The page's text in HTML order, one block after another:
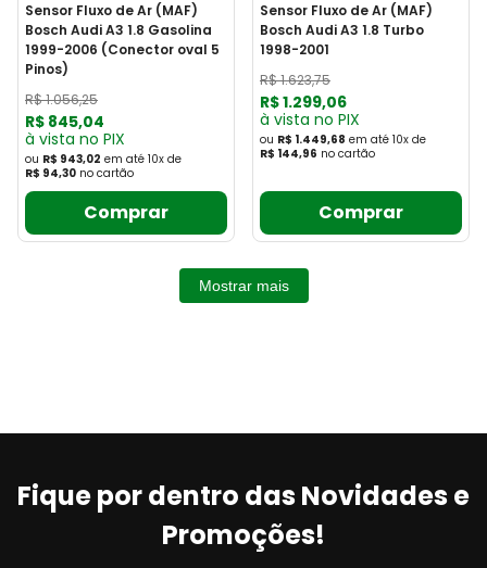
Sensor Fluxo de Ar (MAF)
Bosch Audi A3 1.8 Gasolina
1999-2006 (Conector oval 5
Pinos)
R$1.056,25
R$ 845,04
à vista no PIX
ou R$ 943,02 em até 10x de
R$ 94,30 no cartão
Comprar
Sensor Fluxo de Ar (MAF)
Bosch Audi A3 1.8 Turbo
1998-2001
R$1.623,75
R$1.299,06
à vista no PIX
ou R$ 1.449,68 em até 10x de
R$ 144,96 no cartão
Comprar
Mostrar mais
Fique por dentro das Novidades e
Promoções!